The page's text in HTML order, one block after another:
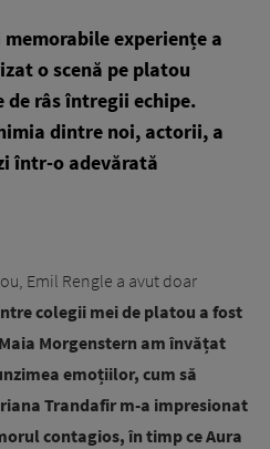
experiențe a
o scenă pe platou
râs întregii echipe.
dintre noi, actorii, a
într-o adevărată
Emil Rengle a avut doar
colegii mei de platou a fost
Morgenstern am învățat
emoțiilor, cum să
Trandafir m-a impresionat
contagios, în timp ce Aura